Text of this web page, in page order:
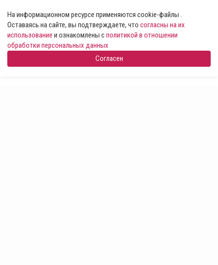
На информационном ресурсе применяются cookie-файлы .
Оставаясь на сайте, вы подтверждаете, что согласны на их
использование и ознакомлены сполитикой в отношении
обработки персональных данных
Согласен